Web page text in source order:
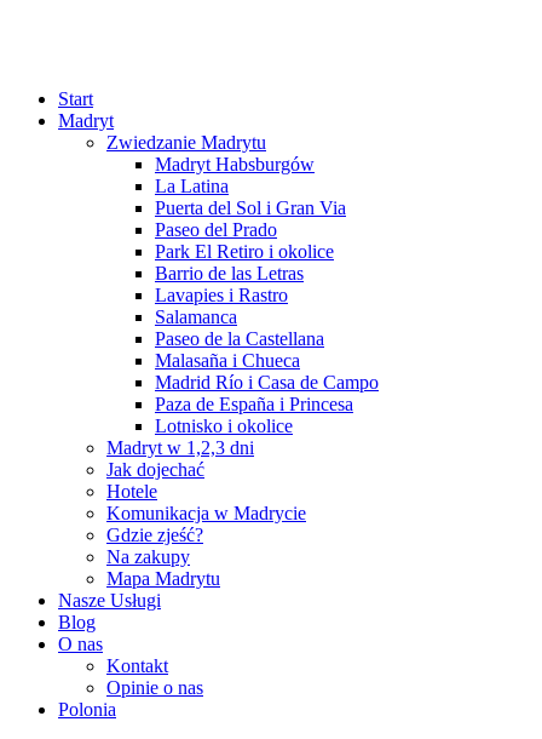
Start
Madryt
Zwiedzanie Madrytu
Madryt Habsburgów
La Latina
Puerta del Sol i Gran Via
Paseo del Prado
Park El Retiro i okolice
Barrio de las Letras
Lavapies i Rastro
Salamanca
Paseo de la Castellana
Malasaña i Chueca
Madrid Río i Casa de Campo
Paza de España i Princesa
Lotnisko i okolice
Madryt w 1,2,3 dni
Jak dojechać
Hotele
Komunikacja w Madrycie
Gdzie zjeść?
Na zakupy
Mapa Madrytu
Nasze Usługi
Blog
O nas
Kontakt
Opinie o nas
Polonia